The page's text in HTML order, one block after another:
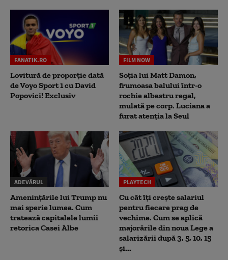
FANATIK.RO
Lovitură de proporție dată
de Voyo Sport 1 cu David
Popovici! Exclusiv
FILM NOW
Soția lui Matt Damon,
frumoasa balului într-o
rochie albastru regal,
mulată pe corp. Luciana a
furat atenția la Seul
ADEVĂRUL
Amenințările lui Trump nu
mai sperie lumea. Cum
tratează capitalele lumii
retorica Casei Albe
PLAYTECH
Cu cât îți crește salariul
pentru fiecare prag de
vechime. Cum se aplică
majorările din noua Lege a
salarizării după 3, 5, 10, 15
și...